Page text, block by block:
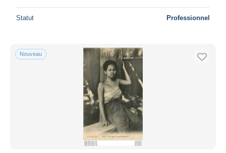
Statut Professionnel
Nouveau